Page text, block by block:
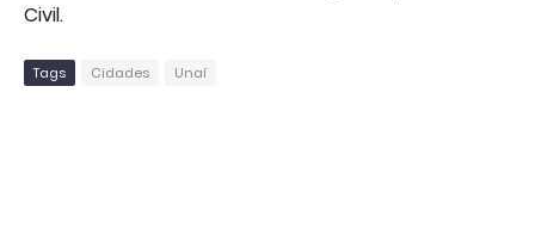
Civil.
Tags Cidades Unaí